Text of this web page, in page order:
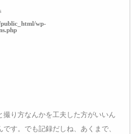
wp-
り方なんかを工夫した方がいいん
す。でも記録だしね、あくまで、